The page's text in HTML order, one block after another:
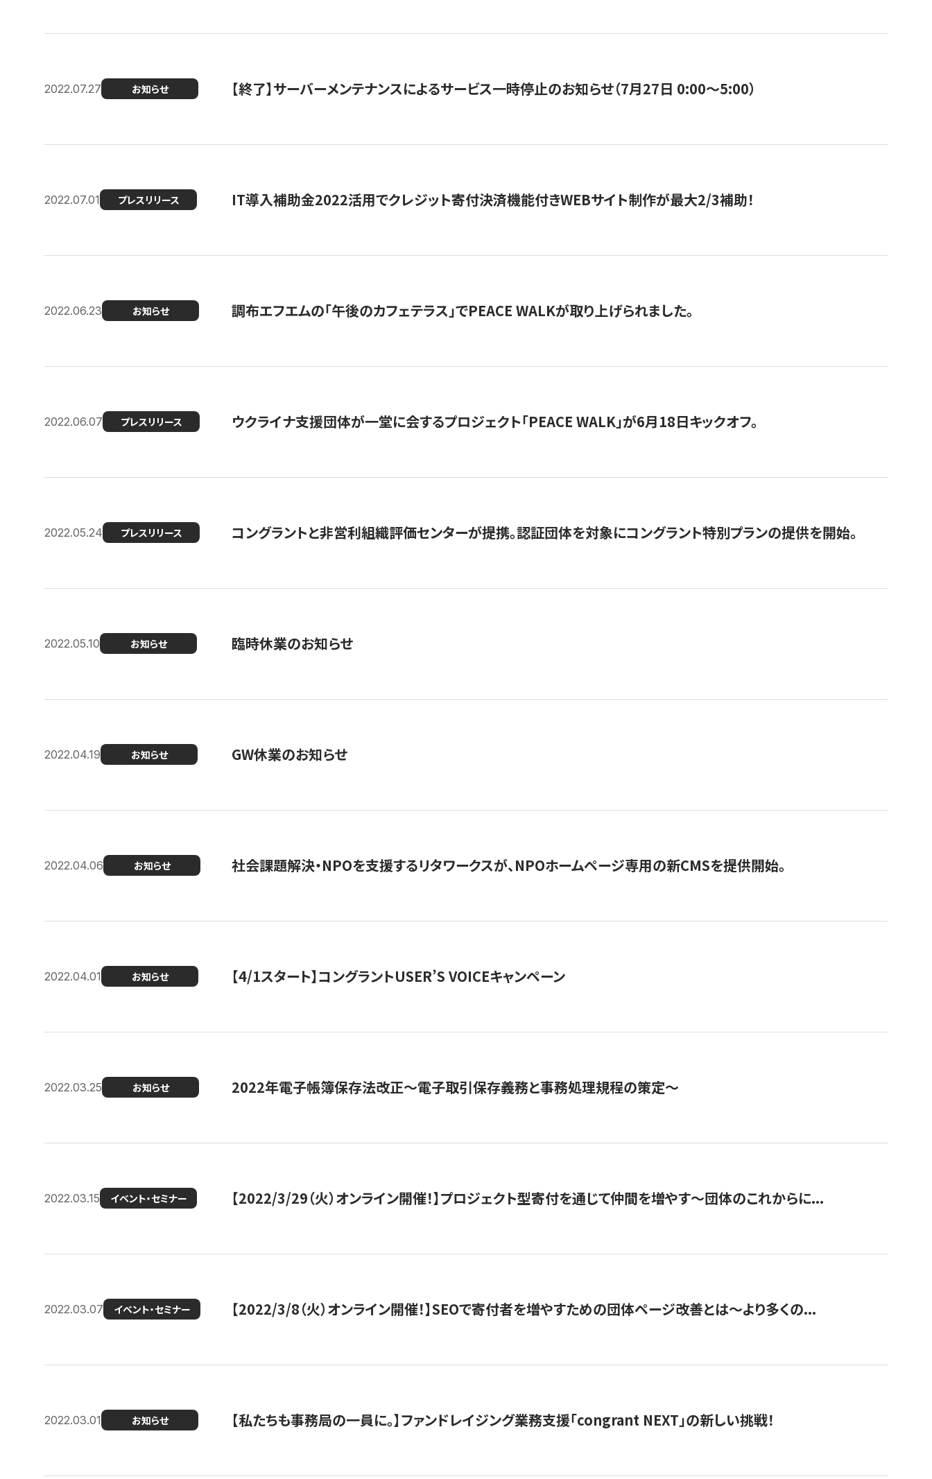
2022.07.27 お知らせ 【終了】サーバーメンテナンスによるサービス一時停止のお知らせ（7月27日 0:00〜5:00）
2022.07.01 プレスリリース IT導入補助金2022活用でクレジット寄付決済機能付きWEBサイト制作が最大2/3補助！
2022.06.23 お知らせ 調布エフエムの「午後のカフェテラス」でPEACE WALKが取り上げられました。
2022.06.07 プレスリリース ウクライナ支援団体が一堂に会するプロジェクト「PEACE WALK」が6月18日キックオフ。
2022.05.24 プレスリリース コングラントと非営利組織評価センターが提携。認証団体を対象にコングラント特別プランの提供を開始。
2022.05.10 お知らせ 臨時休業のお知らせ
2022.04.19 お知らせ GW休業のお知らせ
2022.04.06 お知らせ 社会課題解決・NPOを支援するリタワークスが、NPOホームページ専用の新CMSを提供開始。
2022.04.01 お知らせ 【4/1スタート】コングラントUSER’S VOICEキャンペーン
2022.03.25 お知らせ 2022年電子帳簿保存法改正～電子取引保存義務と事務処理規程の策定～
2022.03.15 イベント・セミナー 【2022/3/29（火）オンライン開催！】プロジェクト型寄付を通じて仲間を増やす～団体のこれからに...
2022.03.07 イベント・セミナー 【2022/3/8（火）オンライン開催！】SEOで寄付者を増やすための団体ページ改善とは～より多くの...
2022.03.01 お知らせ 【私たちも事務局の一員に。】ファンドレイジング業務支援「congrant NEXT」の新しい挑戦！